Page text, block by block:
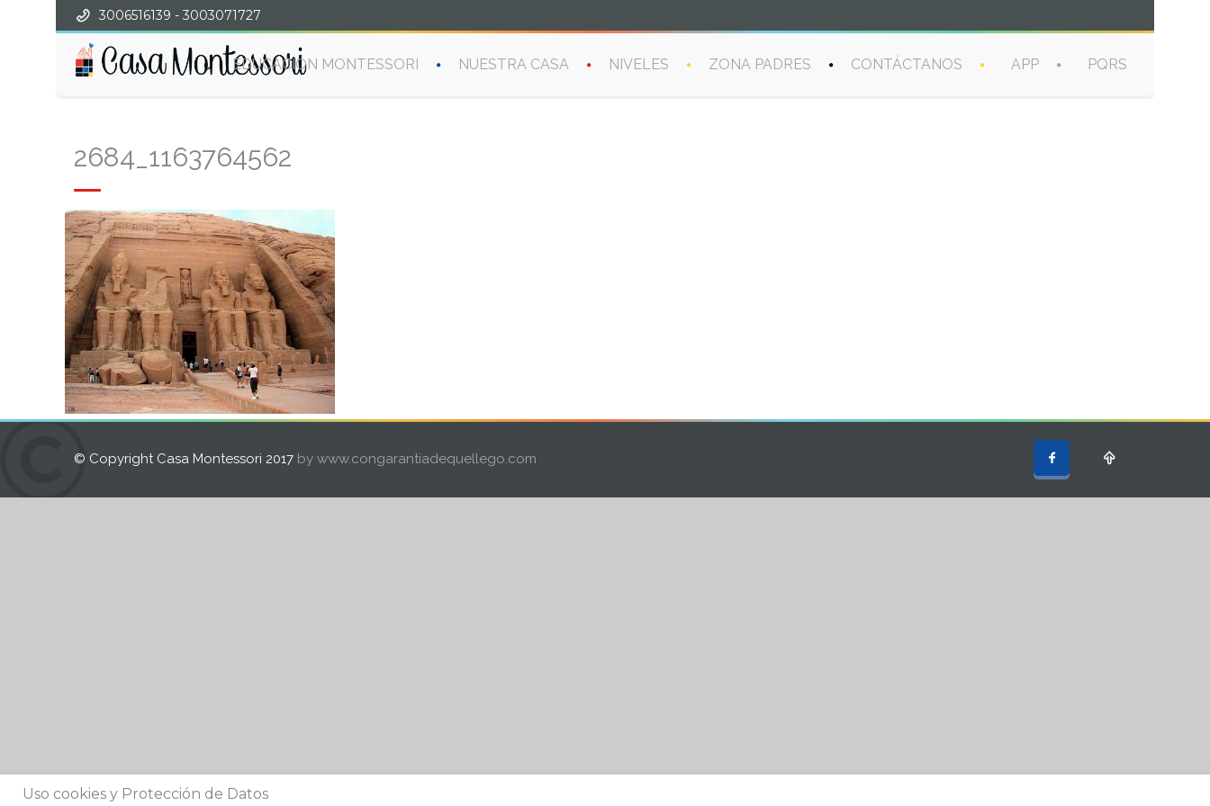
3006516139 - 3003071727
EDUCACIÓN MONTESSORI NUESTRA CASA NIVELES ZONA PADRES CONTÁCTANOS APP PQRS
2684_1163764562
© Copyright Casa Montessori 2017 by www.congarantiadequellego.com
Uso cookies y Protección de Datos